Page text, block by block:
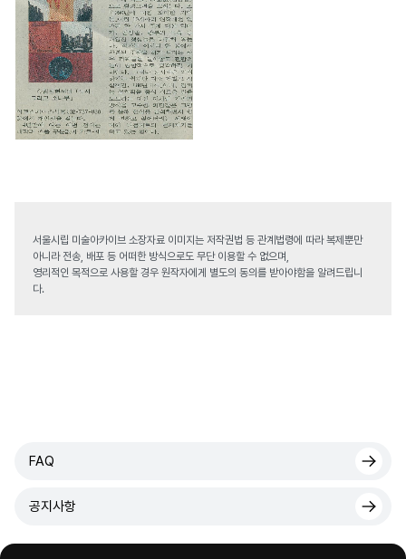
서울시립 미술아카이브 소장자료 이미지는 저작권법 등 관계법령에 따라 복제뿐만
아니라 전송, 배포 등 어떠한 방식으로도 무단 이용할 수 없으며,
영리적인 목적으로 사용할 경우 원작자에게 별도의 동의를 받아야함을 알려드립니
다.
FAQ
공지사항